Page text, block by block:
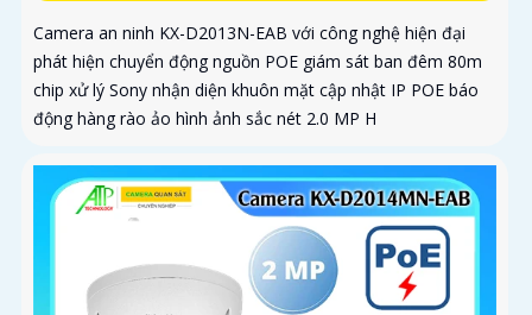
Camera an ninh KX-D2013N-EAB với công nghệ hiện đại
phát hiện chuyển động nguồn POE giám sát ban đêm 80m
chip xử lý Sony nhận diện khuôn mặt cập nhật IP POE báo
động hàng rào ảo hình ảnh sắc nét 2.0 MP H